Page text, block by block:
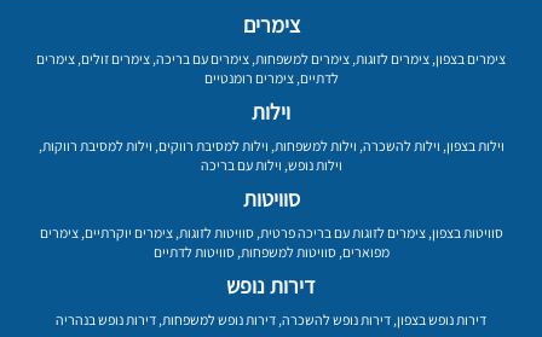
צימרים
צימרים בצפון, צימרים לזוגות, צימרים למשפחות, צימרים עם בריכה, צימרים זולים, צימרים
לדתיים,צימרים רומנטיים
וילות
וילות בצפון, וילות להשכרה, וילות למשפחות, וילות למסיבת רווקים, וילות למסיבת רווקות,
וילות נופש, וילות עם בריכה
סוויטות
סוויטות בצפון,צימרים לזוגות עם בריכה פרטית,סוויטות לזוגות,צימרים יוקרתיים,צימרים
מפוארים,סוויטות למשפחות,סוויטות לדתיים
דירות נופש
דירות נופש בצפון, דירות נופש להשכרה, דירות נופש למשפחות, דירות נופש בנהריה